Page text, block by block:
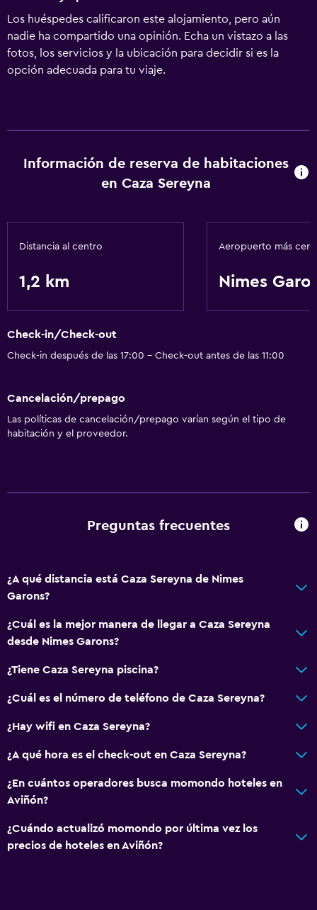
Los huéspedes calificaron este alojamiento, pero aún
nadie ha compartido una opinión. Echa un vistazo a las
fotos, los servicios y la ubicación para decidir si es la
opción adecuada para tu viaje.
Información de reserva de habitaciones
en Caza Sereyna
Distancia al centro
1,2 km
Aeropuerto más
Nimes
Check-in/Check-out
Check-in después de las 17:00 - Check-out antes de las 11:00
Cancelación/prepago
Las políticas de cancelación/prepago varían según el tipo de
habitación y el proveedor.
Preguntas frecuentes
¿A qué distancia está Caza Sereyna de Nimes
Garons?
¿Cuál es la mejor manera de llegar a Caza Sereyna
desde Nimes Garons?
¿Tiene Caza Sereyna piscina?
¿Cuál es el número de teléfono de Caza Sereyna?
¿Hay wifi en Caza Sereyna?
¿A qué hora es el check-out en Caza Sereyna?
¿En cuántos operadores busca momondo hoteles en
Aviñón?
¿Cuándo actualizó momondo por última vez los
precios de hoteles en Aviñón?